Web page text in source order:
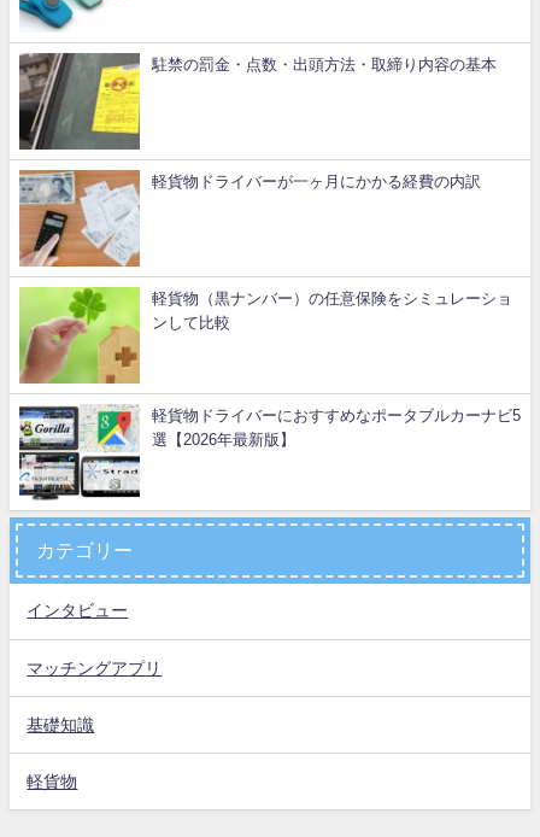
駐禁の罰金・点数・出頭方法・取締り内容の基本
軽貨物ドライバーが一ヶ月にかかる経費の内訳
軽貨物（黒ナンバー）の任意保険をシミュレーショ
ンして比較
軽貨物ドライバーにおすすめなポータブルカーナビ5
選【2026年最新版】
カテゴリー
インタビュー
マッチングアプリ
基礎知識
軽貨物